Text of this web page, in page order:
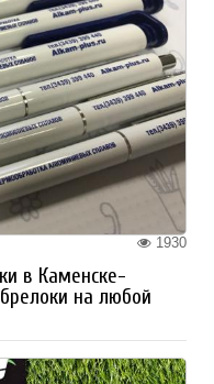
1930
в Каменске-
на любой